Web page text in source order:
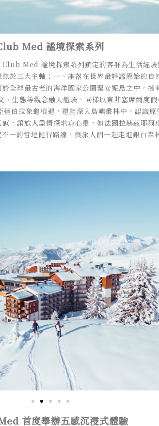
Med 謐境探索系列
Med 謐境探索系列鎖定的客群為生活經
於三大主軸：一、座落在世界最靜謐原始的自
全球最古老的海洋國家公園聖安妮島之中，
生態等觀念融入體驗，同樣以東非塞席爾度
伯拉象龜相遇，還能深入島嶼叢林中，認識
，讓旅人盡情探索身心靈，如法國拉赫茲耶
一的雪地健行路線，與旅人們一起走進銀白森
首度舉辦五感沉浸式體驗